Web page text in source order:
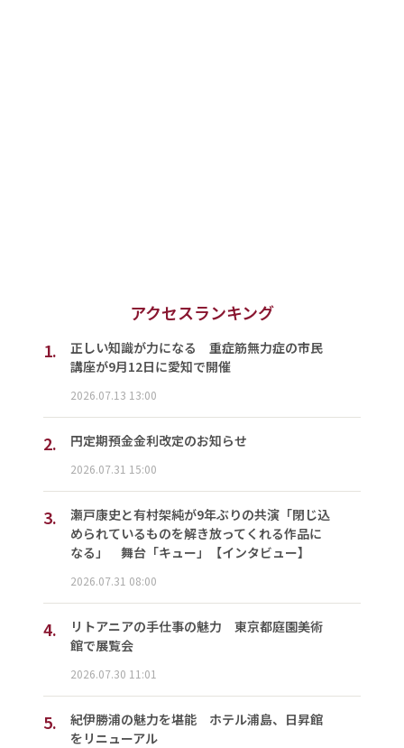
アクセスランキング
1.
正しい知識が力になる 重症筋無力症の市民
講座が9月12日に愛知で開催
2026.07.13 13:00
2. 円定期預金金利改定のお知らせ
2026.07.31 15:00
3.
瀬戸康史と有村架純が9年ぶりの共演「閉じ込
められているものを解き放ってくれる作品に
なる」 舞台「キュー」【インタビュー】
2026.07.31 08:00
4.
リトアニアの手仕事の魅力 東京都庭園美術
館で展覧会
2026.07.30 11:01
5.
紀伊勝浦の魅力を堪能 ホテル浦島、日昇館
をリニューアル